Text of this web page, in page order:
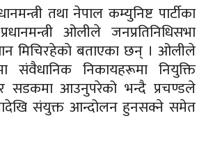
तथा नेपाल कम्युनिष्ट पार्टीका
ओलीले जनप्रतिनिधिसभा
मिचिरहेकाे बताएका छन् । ओलीले
संवैधानिक निकायहरूमा नियुक्ति
सडकमा आउनुपरेको भन्दै प्रचण्डले
संयुक्त आन्दोलन हुनसक्ने समेत